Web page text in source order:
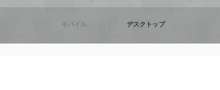
モバイル デスクトップ